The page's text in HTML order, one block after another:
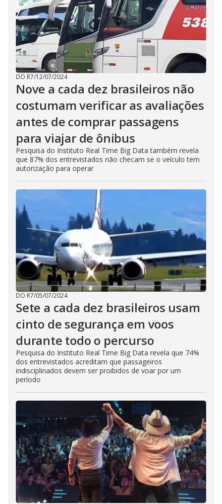
DO R7/12/07/2024
Nove a cada dez brasileiros não
costumam verificar as avaliações
antes de comprar passagens
para viajar de ônibus
Pesquisa do Instituto Real Time Big Data também revela
que 87% dos entrevistados não checam se o veículo tem
autorização para operar
DO R7/05/07/2024
Sete a cada dez brasileiros usam
cinto de segurança em voos
durante todo o percurso
Pesquisa do Instituto Real Time Big Data revela que 74%
dos entrevistados acreditam que passageiros
indisciplinados devem ser proibidos de voar por um
período